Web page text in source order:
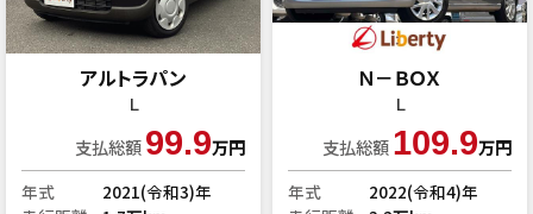
アルトラパン
Ｌ
支払総額99.9万円
年式
2021(令和3)年
Ｎ－ＢＯＸ
Ｌ
支払総額109.9万円
年式
2022(令和4)年